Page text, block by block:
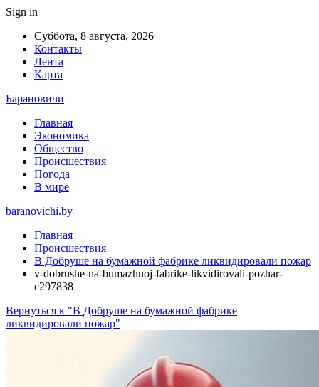
Sign in
Суббота, 8 августа, 2026
Контакты
Лента
Карта
Барановичи
Главная
Экономика
Общество
Происшествия
Погода
В мире
baranovichi.by
Главная
Происшествия
В Добруше на бумажной фабрике ликвидировали пожар
v-dobrushe-na-bumazhnoj-fabrike-likvidirovali-pozhar-
c297838
Вернуться к "В Добруше на бумажной фабрике
ликвидировали пожар"